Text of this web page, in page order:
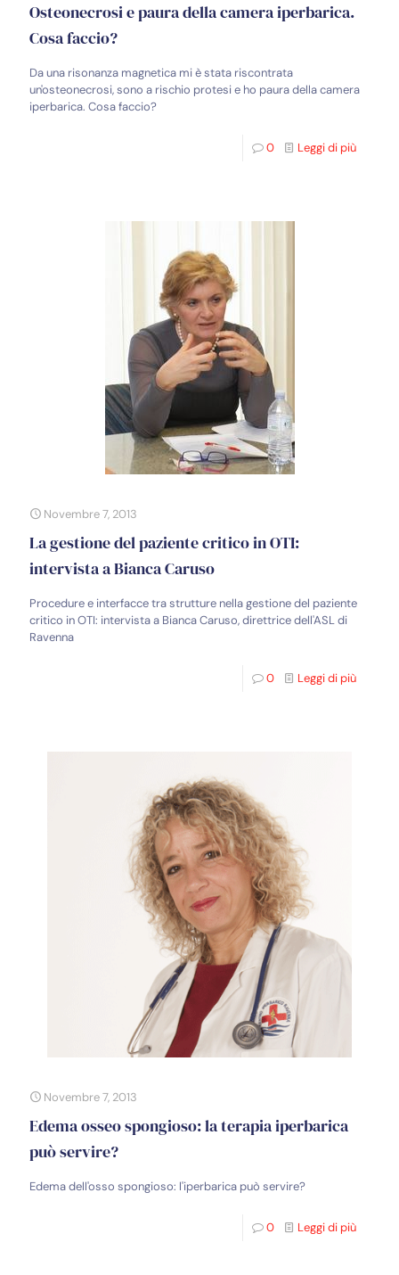
Osteonecrosi e paura della camera iperbarica.
Cosa faccio?
Da una risonanza magnetica mi è stata riscontrata
un'osteonecrosi, sono a rischio protesi e ho paura della camera
iperbarica. Cosa faccio?
0 Leggi di più
Novembre 7, 2013
La gestione del paziente critico in OTI:
intervista a Bianca Caruso
Procedure e interfacce tra strutture nella gestione del paziente
critico in OTI: intervista a Bianca Caruso, direttrice dell'ASL di
Ravenna
0 Leggi di più
Novembre 7, 2013
Edema osseo spongioso: la terapia iperbarica
può servire?
Edema dell'osso spongioso: l'iperbarica può servire?
0 Leggi di più